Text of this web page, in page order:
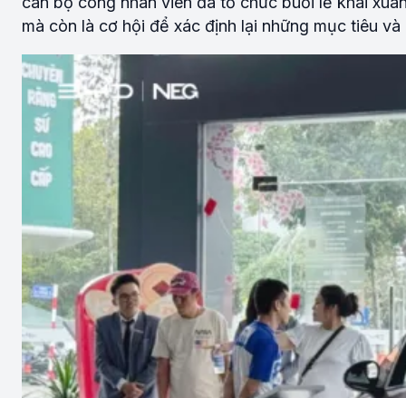
mà còn là cơ hội để xác định lại những mục tiêu